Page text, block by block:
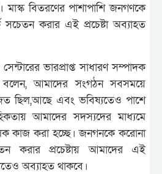
মাস্ক বিতরণের পাশাপাশি জনগণকে
সচেতন করার এই প্রচেষ্টা অব্যাহত
সেন্টারের ভারপ্রাপ্ত সাধারণ সম্পাদক
বলেন, আমাদের সংগঠন সবসময়ে
ছিল,আছে এবং ভবিষ্যতেও পাশে
আমাদের সদস্যদের মাধ্যমে
কাজ করা হচ্ছে। জনগনকে করোনা
করার প্রচেষ্টায় আমাদের এই
অব্যাহত থাকবে।